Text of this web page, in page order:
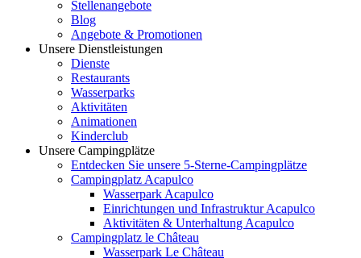
Stellenangebote
Blog
Angebote & Promotionen
Unsere Dienstleistungen
Dienste
Restaurants
Wasserparks
Aktivitäten
Animationen
Kinderclub
Unsere Campingplätze
Entdecken Sie unsere 5-Sterne-Campingplätze
Campingplatz Acapulco
Wasserpark Acapulco
Einrichtungen und Infrastruktur Acapulco
Aktivitäten & Unterhaltung Acapulco
Campingplatz le Château
Wasserpark Le Château